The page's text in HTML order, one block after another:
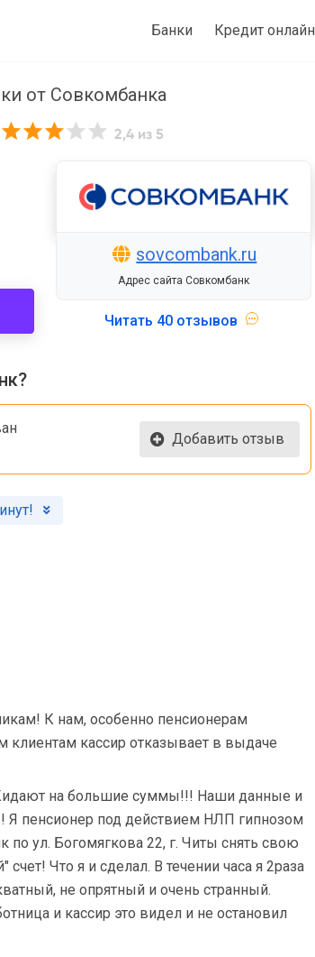
Банки Кредит онлайн
от Совкомбанка
2,4 из 5
sovcombank.ru
Адрес сайта Совкомбанк
Читать 40 отзывов
Добавить отзыв
К нам, особенно пенсионерам
клиентам кассир отказывает в выдаче
на большие суммы!!! Наши данные и
пенсионер под действием НЛП гипнозом
по ул. Богомягкова 22, г. Читы снять свою
Что я и сделал. В течении часа я 2раза
не опрятный и очень странный.
и кассир это видел и не остановил